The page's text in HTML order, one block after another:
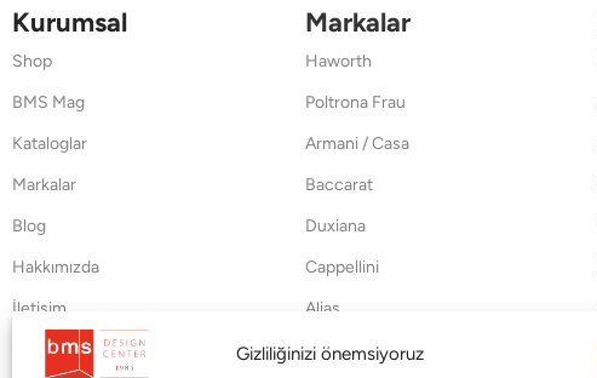
Gizliliğinizi önemsiyoruz
Kurumsal
Shop
BMS Mag
Kataloglar
Markalar
Blog
Hakkımızda
İletişim
Markalar
Haworth
Poltrona Frau
Armani / Casa
Baccarat
Duxiana
Cappellini
Alias